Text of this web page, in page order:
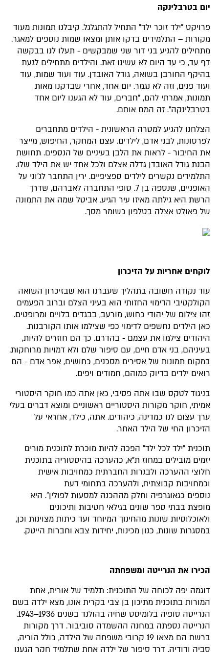
יום בטרבלינקה
פרויקט "ילד זוכר ילד" התחיל להתגלגל. קיבלנו תמונות מעוד
מקורות – התלמידים בדקו אותן ומצאו שמות נוספים למאגר.
מתחילים להגיע בני דור שני שמבקשים - תעלו לנו בבקשה
דף עד, כי עד היום לא עשינו זאת. והילדים מתחילים לגעת
בהיקף החורבן בשואה, גודל האובדן. עוד ועוד שמות, עוד
ועוד פנים, וזה לא נגמר. יום אחד, אחרי שבדקנו מאות
תמונות, אמרתי להם, "חברים, עוד לא הגענו ליום אחד
בטרבלינקה". זה המם אותם.
הצלחנו להגיע למטרה הראשונית - הילדים מתחברים
לפרסונות, לבני אדם, לילדים. עצם המחקר, החיפוש, מייצר
את החיבור - לראות את הלבן בעיניים של הנספים. תחושת
הבנת גודל האובדן גדלה אצלם ולכל אחד יש את הילד שלו.
התלמידים נקשרים לילדים ספציפיים. ירין התחבר לג'וני על
האופניים, שנספה בן 7. סופי התחברה לאברהם, שדרך
הרשת היא גילתה מאיזו עיר הגיע. אביטל שמה את התמונה
של פאולט אצלה בטלפון כשומר מסך.
לוקחים אחריות על הזיכרון
עוד נקודה חשובה בתהליך שעברנו הוא שבזיכרון השואה
הקולקטיבי הדימוי החזותי הוא בעיני הצלם וברוב הפעמים
זהו צילום של יהודי כחוש, מורעב, בבגדים בלויים ומרופטים.
כאן הילדים נחשפים לדימוי כפי שצילמו אותו הקורבנות.
היהודים צילמו את עצמם - בהדרם. כך הם חוזרים להיות,
בעיניהם, בני אדם חיים, עם סיפור שלם ולא דמויות מרוחקות.
במקום תמונות של אסירים מסכנים, כחושים, אֲפר אדם - הם
רואים ילדים בדיוק כמוהם, חמודים ויפים.
בניגוד לטקס שבו אתה פסיבי, כאן אתה כמו חוקר היסטורי
אמיתי, חוקר מקורות היסטוריים ראשוניים ומוצא דברים בעלי
ערך עצום לנו כמדינה, כיהודים. אתה, כילד, אחראי על
הזיכרון החי של הילד האחר.
תוכנית "ילד לכל ילד" הפכה להיות מוכרת לתוכנית מורים
יזמים מובילים במחוז ת"א, כהערכה בהיסטוריה בתוכנית
חלוצי ההערכה ולבגרות החברתית כמחויבות אישית
וכמחויבות קבוצתית, ולהערכה בתחומי דעת
נוספים כגאוגרפיה וחלק מההכנה למסעות לפולין". היא
מופצת בבתי ספר שונים בגילאי חטיבות ותיכונים
ולאוכלוסיות שונות מהחינוך המיוחד ועד כיתות מצוינות וכן,
במסגרות שונות, כגון מכינות, יחידות צבא וחברות הייטק.
הכירו את הנרייטה ומשפחתה
דוגמה יפה לכוחה של התוכנית: תלמיד של אורית, אחת
המורות בתוכנית מתיכון בן צבי בקרית אונו, מצא ילדה בשם
הנרייטה סופיה בלומיסט שחיה בהולנד בשנים 1936–1943.
הנרייטה נספתה במחנה ההשמדה סוביבור. דרך מקורות
ברשת הם מצאו 19 קרובי משפחה של הילדה, כולל הוריה,
סביה ודודיה. דרך סיפור של ילדה אחת שתלמיד חקר הגענו